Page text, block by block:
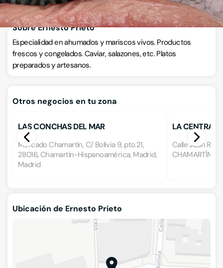
Sobre Ernesto Prieto
Especialidad en ahumados y mariscos vivos. Productos
frescos y congelados. Caviar, salazones, etc. Platos
preparados y artesanos.
Otros negocios en tu zona
LAS CONCHAS DEL MAR
Mercado Chamartín, C/ Bolivia 9, pto.21,
28016, Chamartín-Hispanoamérica, Madrid,
Madrid
LA CENTRAL
Calle Juan
CHAMARTÍN,
Ubicación de Ernesto Prieto